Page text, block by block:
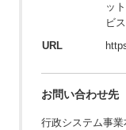
ッ
ビス
URL
お問い合わせ先
行政システム事